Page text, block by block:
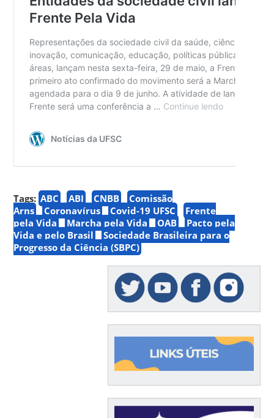
Tags: ABC ABI CNBB
Comissão
Arns
Coronavírus Covid-19 UFSC
Frente
pela Vida
Marcha pela Vida OAB
Pacto pela
Vida e pelo Brasil
Sociedade Brasileira para o
Progresso da Ciência (SBPC)